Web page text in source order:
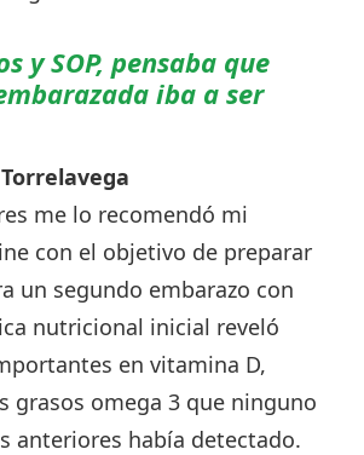
y SOP, pensaba que
iba a ser
Torrelavega
me lo recomendó mi
con el objetivo de preparar
un segundo embarazo con
nutricional inicial reveló
en vitamina D,
grasos omega 3 que ninguno
anteriores había detectado.